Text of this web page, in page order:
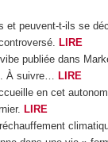
peuvent-t-ils se
LIRE
publiée dans
À suivre… LIRE
en cet
LIRE